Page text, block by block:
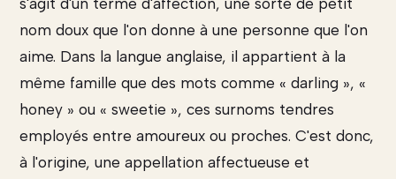
s'agit d'un terme d'affection, une sorte de petit
nom doux que l'on donne à une personne que l'on
aime. Dans la langue anglaise, il appartient à la
même famille que des mots comme « darling », «
honey » ou « sweetie », ces surnoms tendres
employés entre amoureux ou proches. C'est donc,
à l'origine, une appellation affectueuse et